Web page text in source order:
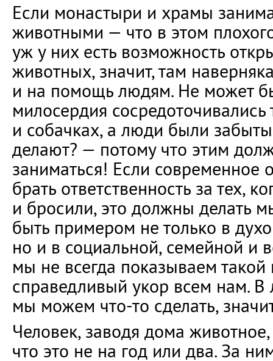
Если монастыри и храмы
животными — что в этом
уж у них есть возможность
животных, значит, там
и на помощь людям. Не может
милосердия
и собачках, а люди были
делают? — потому что этим
заниматься! Если современное
брать ответственность за тех,
и бросили, это должны делать
быть примером не только в
но и в социальной, семейной и
мы не всегда показываем
справедливый укор всем нам. В
мы можем что-то сделать,
Человек, заводя дома
что это не на год или два. За